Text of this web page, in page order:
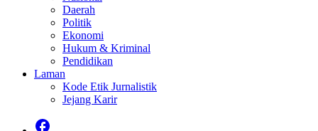
Daerah
Politik
Ekonomi
Hukum & Kriminal
Pendidikan
Laman
Kode Etik Jurnalistik
Jejang Karir